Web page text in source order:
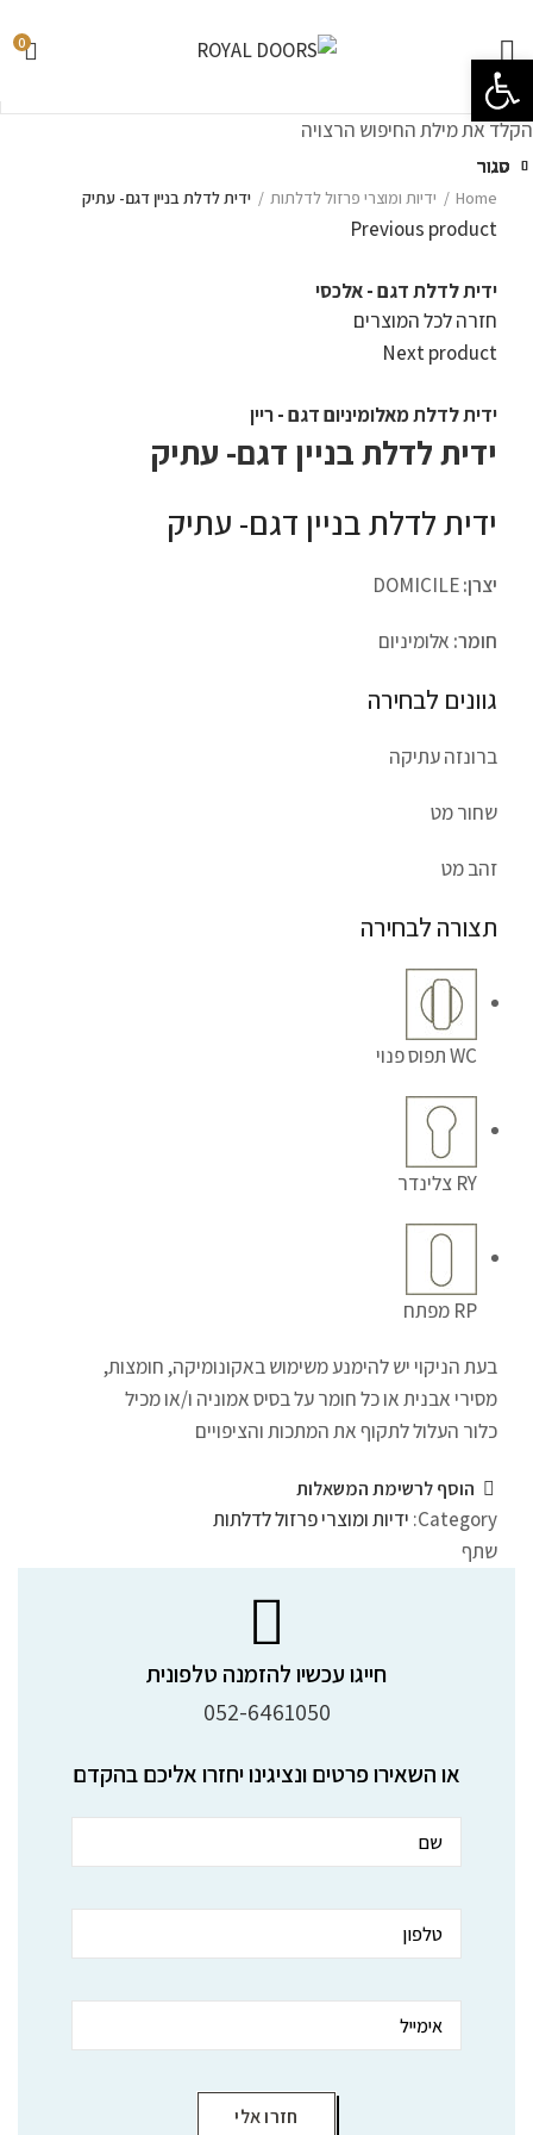
0
Home ידיות ומוצרי פרזול לדלתות ידית לדלת בניין דגם- עתיק
Previous product
ידית לדלת דגם - אלכסי
חזרה לכל המוצרים
Next product
ידית לדלת מאלומיניום דגם - ריין
ידית לדלת בניין דגם- עתיק
ידית לדלת בניין דגם- עתיק
יצרן:
חומר: אלומיניום
גוונים לבחירה
ברונזה עתיקה
שחור מט
זהב מט
תצורה לבחירה
WC תפוס פנוי
RY צלינדר
RP מפתח
בעת הניקוי יש להימנע משימוש באקונומיקה, חומצות,
מסירי אבנית או כל חומר על בסיס אמוניה ו/או מכיל
כלור העלול לתקוף את המתכות והציפויים
הוסף לרשימת המשאלות
Category: ידיות ומוצרי פרזול לדלתות
שתף
חייגו עכשיו להזמנה טלפונית
052-6461050
או השאירו פרטים ונציגינו יחזרו אליכם בהקדם
סגור
סגור
סגור
סגור
סגור
סגור
סגור
סגור
הקלד את מילת החיפוש הרצויה
פתח סרגל נגישות